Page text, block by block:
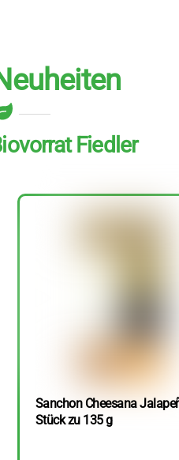
Fiedler
Sanchon Cheesana
Stück zu 135 g